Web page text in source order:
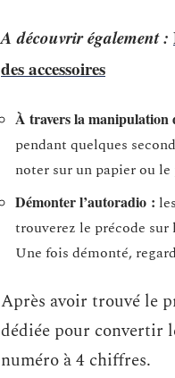
A découvrir également :
des accessoires
À travers la manipulation
pendant quelques
noter sur un papier ou
Démonter l’autoradio :
trouverez le précode
Une fois démonté,
Après avoir trouvé le
dédiée pour convertir
numéro à 4 chiffres.